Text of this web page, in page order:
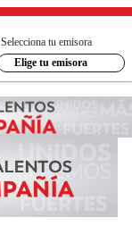
Selecciona tu emisora
Elige tu emisora